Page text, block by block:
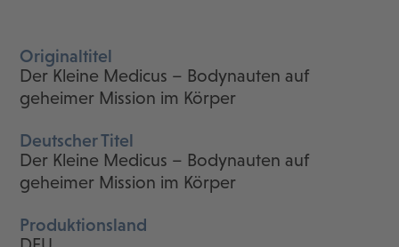
Originaltitel
Der Kleine Medicus – Bodynauten auf
geheimer Mission im Körper
Deutscher Titel
Der Kleine Medicus – Bodynauten auf
geheimer Mission im Körper
Produktionsland